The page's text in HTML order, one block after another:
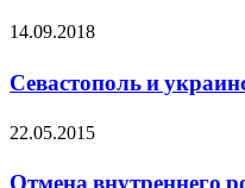
14.09.2018
Севастополь и
22.05.2015